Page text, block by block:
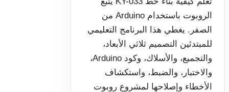
الروبوت باستخدام Arduino من
الصفر. يغطي هذا البرنامج التعليمي
للمبتدئين التصميم ثلاثي الأبعاد،
والتجميع، والأسلاك، وكود Arduino،
والاختبار، والضبط، واستكشاف
الأخطاء وإصلاحها لمشروع روبوت